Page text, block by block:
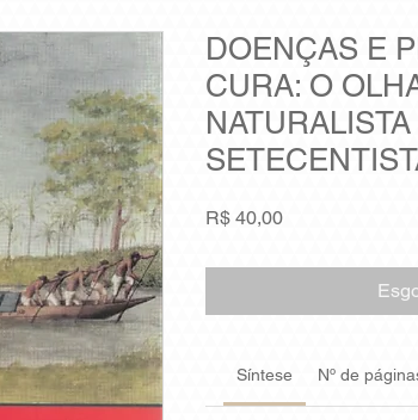
DOENÇAS E
CURA: O
NATURALISTA
R$ 40,00Preço
Síntese Nº de